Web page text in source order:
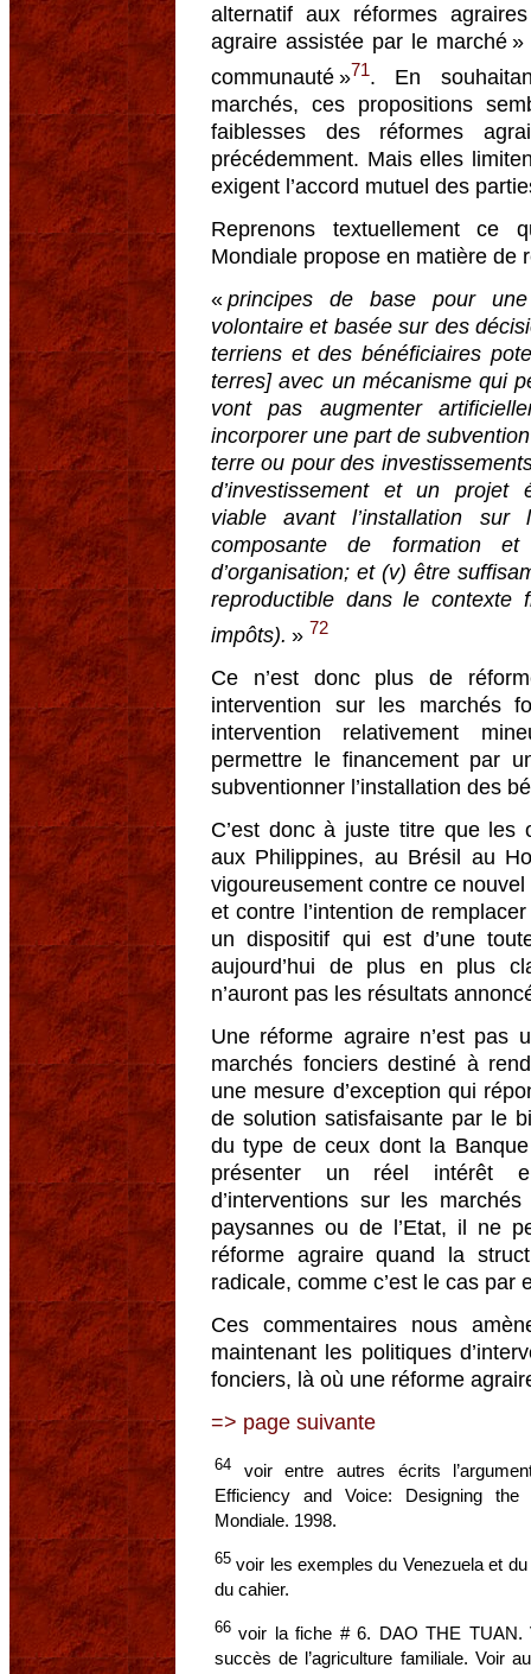
alternatif aux réformes
agraire assistée par le marché
communauté »71. En
marchés, ces propositions
faiblesses des réformes
précédemment. Mais elles
exigent l’accord mutuel des
Reprenons textuellement ce
Mondiale propose en matière de
« principes de base pour
volontaire et basée sur des
terriens et des bénéficiaires
terres] avec un mécanisme qui
vont pas augmenter
incorporer une part de
terre ou pour des
d’investissement et un projet
viable avant l’installation
composante de formation
d’organisation; et (v) être
reproductible dans le
impôts). » 72
Ce n’est donc plus de
intervention sur les marchés
intervention relativement
permettre le financement par
subventionner l’installation des
C’est donc à juste titre que les
aux Philippines, au Brésil au
vigoureusement contre ce
et contre l’intention de
un dispositif qui est d’une
aujourd’hui de plus en plus
n’auront pas les résultats
Une réforme agraire n’est pas
marchés fonciers destiné à
une mesure d’exception qui
de solution satisfaisante par le
du type de ceux dont la
présenter un réel intérêt
d’interventions sur les
paysannes ou de l’Etat, il ne
réforme agraire quand la
radicale, comme c’est le cas par
Ces commentaires nous
maintenant les politiques
fonciers, là où une réforme
=> page suivante
64 voir entre autres écrits
Efficiency and Voice: Designing
Mondiale. 1998.
65 voir les exemples du Venezuela et
du cahier.
66 voir la fiche # 6. DAO THE TUAN.
succès de l’agriculture familiale. Voir